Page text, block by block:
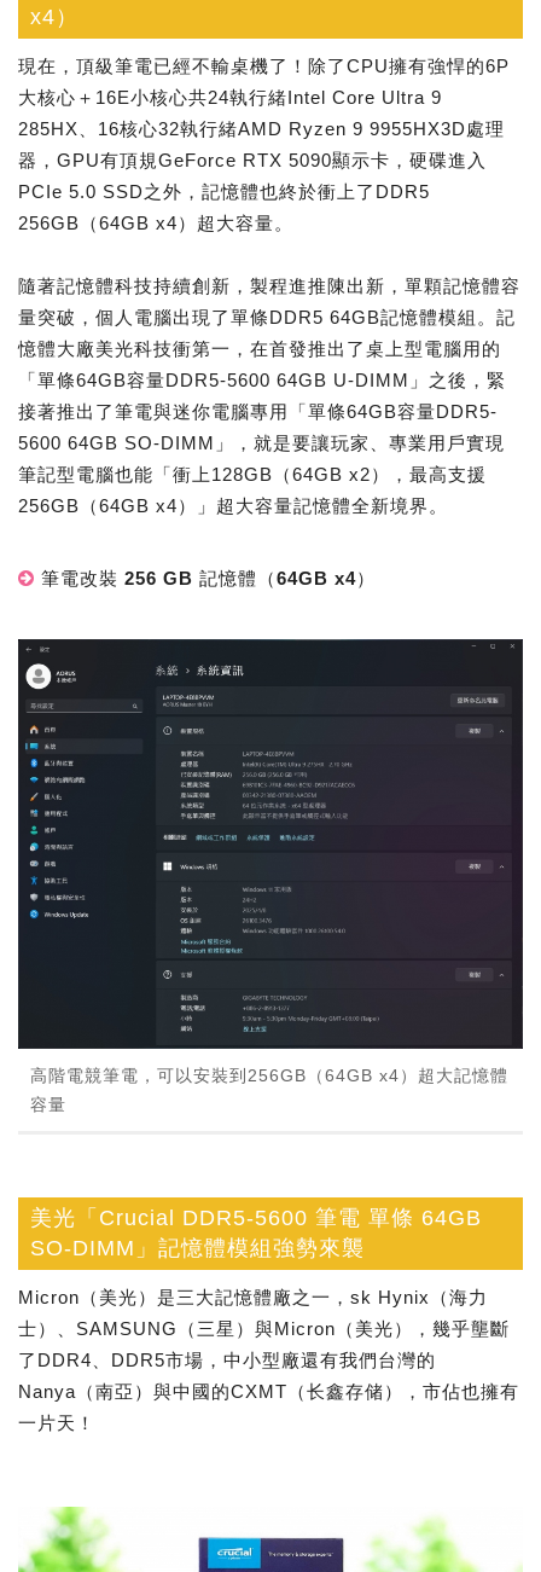
x4）
現在，頂級筆電已經不輸桌機了！除了CPU擁有強悍的6P
大核心＋16E小核心共24執行緒Intel Core Ultra 9
285HX、16核心32執行緒AMD Ryzen 9 9955HX3D處理
器，GPU有頂規GeForce RTX 5090顯示卡，硬碟進入
PCIe 5.0 SSD之外，記憶體也終於衝上了DDR5
256GB（64GB x4）超大容量。
隨著記憶體科技持續創新，製程進推陳出新，單顆記憶體容
量突破，個人電腦出現了單條DDR5 64GB記憶體模組。記
憶體大廠美光科技衝第一，在首發推出了桌上型電腦用的
「單條64GB容量DDR5-5600 64GB U-DIMM」之後，緊
接著推出了筆電與迷你電腦專用「單條64GB容量DDR5-
5600 64GB SO-DIMM」，就是要讓玩家、專業用戶實現
筆記型電腦也能「衝上128GB（64GB x2），最高支援
256GB（64GB x4）」超大容量記憶體全新境界。
筆電改裝 256 GB 記憶體（64GB x4）
高階電競筆電，可以安裝到256GB（64GB x4）超大記憶體
容量
美光「Crucial DDR5-5600 筆電 單條 64GB
SO-DIMM」記憶體模組強勢來襲
Micron（美光）是三大記憶體廠之一，sk Hynix（海力
士）、SAMSUNG（三星）與Micron（美光），幾乎壟斷
了DDR4、DDR5市場，中小型廠還有我們台灣的
Nanya（南亞）與中國的CXMT（长鑫存储），市佔也擁有
一片天！